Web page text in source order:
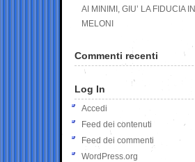
AI MINIMI, GIU’ LA FIDUCIA IN
MELONI
Commenti recenti
Log In
Accedi
Feed dei contenuti
Feed dei commenti
WordPress.org